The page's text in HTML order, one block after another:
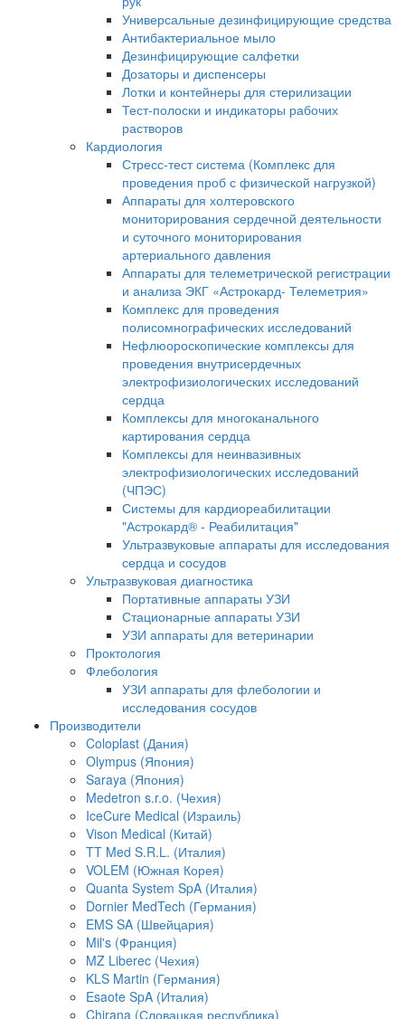
Универсальные дезинфицирующие средства
Антибактериальное мыло
Дезинфицирующие салфетки
Дозаторы и диспенсеры
Лотки и контейнеры для стерилизации
Тест-полоски и индикаторы рабочих
растворов
Кардиология
Стресс-тест система (Комплекс для
проведения проб с физической нагрузкой)
Аппараты для холтеровского
мониторирования сердечной деятельности
и суточного мониторирования
артериального давления
Аппараты для телеметрической регистрации
и анализа ЭКГ «Астрокард- Телеметрия»
Комплекс для проведения
полисомнографических исследований
Нефлюороскопические комплексы для
проведения внутрисердечных
электрофизиологических исследований
сердца
Комплексы для многоканального
картирования сердца
Комплексы для неинвазивных
электрофизиологических исследований
(ЧПЭС)
Системы для кардиореабилитации
"Астрокард® - Реабилитация"
Ультразвуковые аппараты для исследования
сердца и сосудов
Ультразвуковая диагностика
Портативные аппараты УЗИ
Стационарные аппараты УЗИ
УЗИ аппараты для ветеринарии
Проктология
Флебология
УЗИ аппараты для флебологии и
исследования сосудов
Производители
Coloplast (Дания)
Olympus (Япония)
Saraya (Япония)
Medetron s.r.o. (Чехия)
IceCure Medical (Израиль)
Vison Medical (Китай)
TT Med S.R.L. (Италия)
VOLEM (Южная Корея)
Quanta System SpA (Италия)
Dornier MedTech (Германия)
EMS SA (Швейцария)
Mil's (Франция)
MZ Liberec (Чехия)
KLS Martin (Германия)
Esaote SpA (Италия)
Chirana (Словацкая республика)